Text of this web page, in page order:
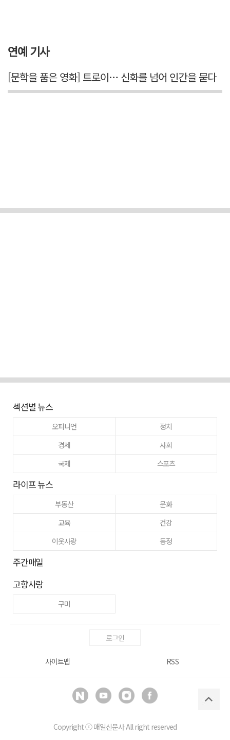
연예 기사
[문학을 품은 영화] 트로이… 신화를 넘어 인간을 묻다
섹션별 뉴스
오피니언
정치
경제
사회
국제
스포츠
라이프 뉴스
부동산
문화
교육
건강
이웃사랑
동정
주간매일
고향사랑
구미
로그인
사이트맵 RSS
Copyright ⓒ매일신문사All right reserved